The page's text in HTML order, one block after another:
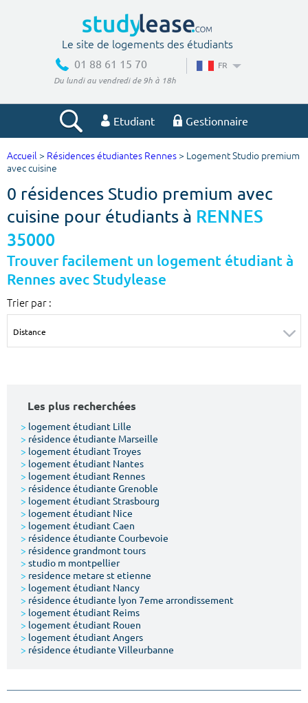
Le site de logements des étudiants
01 88 61 15 70
Du lundi au vendredi de 9h à 18h
FR
Etudiant Gestionnaire
Votre recherche
Ville, école
Budget min
€
Budget max
m² m²
Votre date d'entrée
Chercher
Accueil > Résidences étudiantes Rennes > Logement Studio premium
avec cuisine
0 résidences Studio premium avec
cuisine pour étudiants à RENNES
35000
Trouver facilement un logement étudiant à
Rennes avec Studylease
Trier par :
Les plus recherchées
> logement étudiant Lille
> résidence étudiante Marseille
> logement étudiant Troyes
> logement étudiant Nantes
> logement étudiant Rennes
> résidence étudiante Grenoble
> logement étudiant Strasbourg
> logement étudiant Nice
> logement étudiant Caen
> résidence étudiante Courbevoie
> résidence grandmont tours
> studio m montpellier
> residence metare st etienne
> logement étudiant Nancy
> résidence étudiante lyon 7eme arrondissement
> logement étudiant Reims
> logement étudiant Rouen
> logement étudiant Angers
> résidence étudiante Villeurbanne